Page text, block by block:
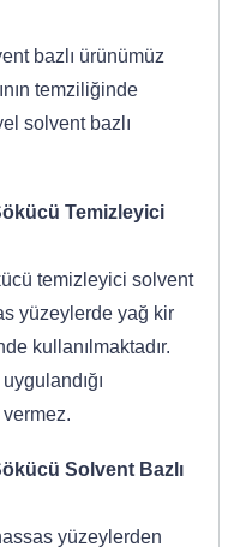
bazlı ürünümüz
temziliğinde
solvent bazlı
Temizleyici
temizleyici solvent
yüzeylerde yağ kir
kullanılmaktadır.
Solvent Bazlı
yüzeylerden